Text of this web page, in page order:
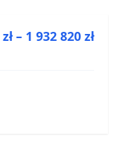
– 1 932 820 zł